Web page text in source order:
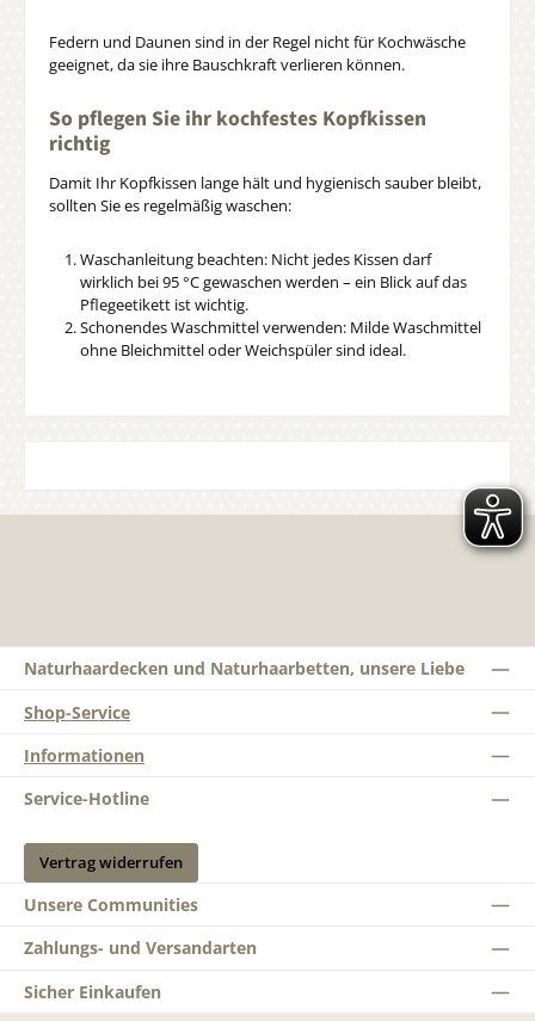
Federn und Daunen sind in der Regel nicht für Kochwäsche
geeignet, da sie ihre Bauschkraft verlieren können.
So pflegen Sie ihr kochfestes Kopfkissen
richtig
Damit Ihr Kopfkissen lange hält und hygienisch sauber bleibt,
sollten Sie es regelmäßig waschen:
Waschanleitung beachten: Nicht jedes Kissen darf
wirklich bei 95 °C gewaschen werden – ein Blick auf das
Pflegeetikett ist wichtig.
Schonendes Waschmittel verwenden: Milde Waschmittel
ohne Bleichmittel oder Weichspüler sind ideal.
Naturhaardecken und Naturhaarbetten, unsere Liebe
Shop-Service
Informationen
Service-Hotline
Vertrag widerrufen
Unsere Communities
Zahlungs- und Versandarten
Sicher Einkaufen